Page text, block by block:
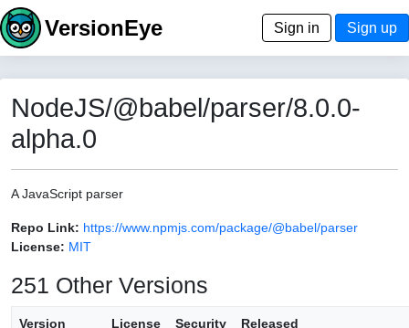
VersionEye Sign in Sign up
NodeJS/@babel/parser/8.0.0-
alpha.0
A JavaScript parser
Repo Link: https://www.npmjs.com/package/@babel/parser
License: MIT
251 Other Versions
Version License Security Released